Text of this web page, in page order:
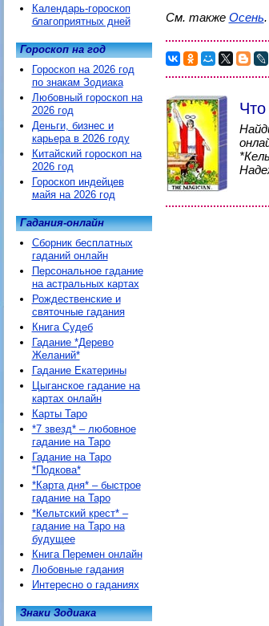
См. также Осень.
Календарь-гороскоп
благоприятных дней
Гороскоп на год
Гороскоп на 2026 год
по знакам Зодиака
Любовный гороскоп на
2026 год
Деньги, бизнес и
карьера в 2026 году
Китайский гороскоп на
2026 год
Гороскоп индейцев
майя на 2026 год
Гадания-онлайн
Сборник бесплатных
гаданий онлайн
Персональное гадание
на астральных картах
Рождественские и
святочные гадания
Книга Судеб
Гадание *Дерево
Желаний*
Гадание Екатерины
Цыганское гадание на
картах онлайн
Карты Таро
*7 звезд* – любовное
гадание на Таро
Гадание на Таро
*Подкова*
*Карта дня* – быстрое
гадание на Таро
*Кельтский крест* –
гадание на Таро на
будущее
Книга Перемен онлайн
Любовные гадания
Интересно о гаданиях
Знаки Зодиака